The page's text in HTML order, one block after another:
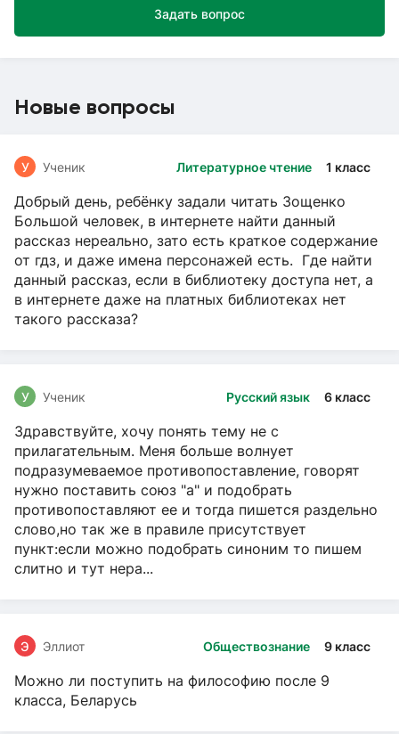
Задать вопрос
Новые вопросы
Литературное чтение 1 класс
У Ученик
Добрый день, ребёнку задали читать Зощенко
Большой человек, в интернете найти данный
рассказ нереально, зато есть краткое содержание
от гдз, и даже имена персонажей есть. Где найти
данный рассказ, если в библиотеку доступа нет, а
в интернете даже на платных библиотеках нет
такого рассказа?
Русский язык 6 класс
У Ученик
Здравствуйте, хочу понять тему не с
прилагательным. Меня больше волнует
подразумеваемое противопоставление, говорят
нужно поставить союз "а" и подобрать
противопоставляют ее и тогда пишется раздельно
слово,но так же в правиле присутствует
пункт:если можно подобрать синоним то пишем
слитно и тут нера...
Обществознание 9 класс
Э Эллиот
Можно ли поступить на философию после 9
класса, Беларусь